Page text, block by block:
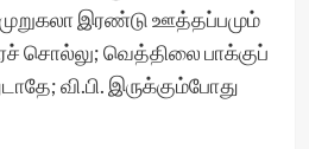
இரண்டு ஊத்தப்பமும்
சொல்லு; வெத்திலை பாக்குப்
வி.பி. இருக்கும்போது